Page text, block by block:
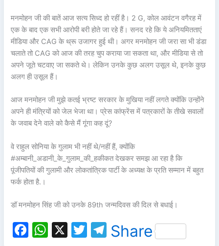
मनमोहन जी की बातें आज सत्य सिध्द हो रहीं है। 2 G, कोल आवंटन वगैरह में
एक के बाद एक सभी आरोपी बरी होते जा रहे हैं। सनद रहे कि ये अनियमितताएं
मीडिया और CAG के थ्रू उजागर हुई थी। अगर मनमोहन जी जरा सा भी डंडा
चलाते तो CAG को आज की तरह चुप कराया जा सकता था, और मीडिया से तो
अपने जूते चटवाए जा सकते थे। लेकिन उनके कुछ अलग उसूल थे, इनके कुछ
अलग ही उसूल हैं।
आज मनमोहन जी मुझे कतई भ्रष्ट सरकार के मुखिया नहीं लगते क्योंकि उन्होंने
अपने ही मंत्रियों को जेल भेजा था। प्रेस कांफ्रेंस में पत्रकारों के तीखे सवालों
के जवाब देने वाले को कैसे मैं गूंगा कह दूं?
वे राहुल सोनिया के गुलाम भी नहीं थे/नहीं हैं, क्योंकि
#अम्बानी_अडानी_के_गुलाम_की_हकीकत देखकर समझ आ रहा है कि
पूंजीपतियों की गुलामी और लोकतांत्रिक पार्टी के अध्यक्ष के प्रति सम्मान में बहुत
फर्क होता है.।
डॉ मनमोहन सिंह जी को उनके 89th जन्मदिवस की दिल से बधाई।
F
W X
T
T
Share